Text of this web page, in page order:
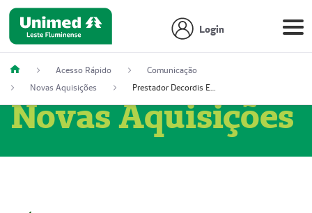
Login
Acesso Rápido
Comunicação
Novas Aquisições
Prestador Decordis Exames Cardiológicos LTDA (51004346-0)
Novas Aquisições